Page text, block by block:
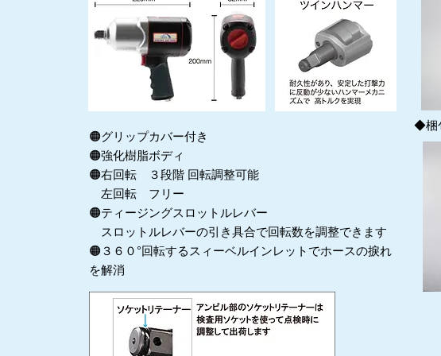
🟠グリップカバー付き
🟠強化樹脂ボディ
🟠右回転 ３段階 回転調整可能
左回転 フリー
🟠ティージングスロットルレバー
スロットルレバーの引き具合で回転数を調整できます
🟠３６０°回転するスィーベルインレットでホースの捩れ
を解消
◆梱